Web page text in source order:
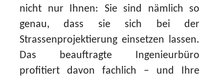
nicht nur Ihnen: Sie sind nämlich so
genau, dass sie sich bei der
Strassenprojektierung einsetzen lassen.
Das beauftragte Ingenieurbüro
profitiert davon fachlich – und Ihre